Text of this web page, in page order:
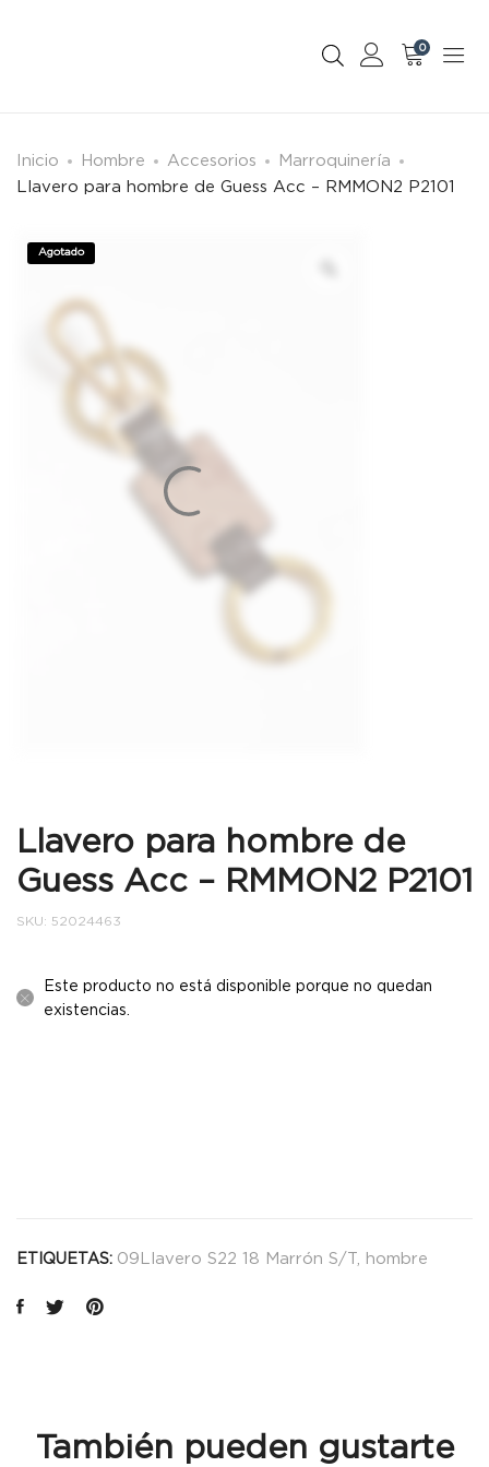
0
Inicio Hombre Accesorios
Marroquinería
Llavero para hombre de Guess Acc – RMMON2 P2101
Agotado
Llavero para hombre de
Guess Acc – RMMON2 P2101
SKU: 52024463
Este producto no está disponible porque no quedan
existencias.
ETIQUETAS: 09Llavero S22 18 Marrón S/T hombre
También pueden gustarte